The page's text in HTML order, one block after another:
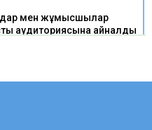
мен жұмысшылар
аудиториясына айналды